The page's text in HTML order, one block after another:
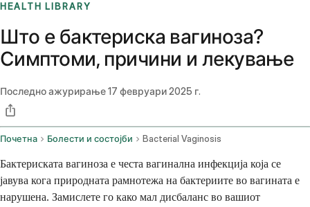
HEALTH LIBRARY
Што е бактериска вагиноза?
Симптоми, причини и лекување
Последно ажурирање17 февруари 2025 г.
Почетна Болести и состојби Bacterial Vaginosis
Бактериската вагиноза е честа вагинална инфекција која се
јавува кога природната рамнотежа на бактериите во вагината е
нарушена. Замислете го како мал дисбаланс во вашиот